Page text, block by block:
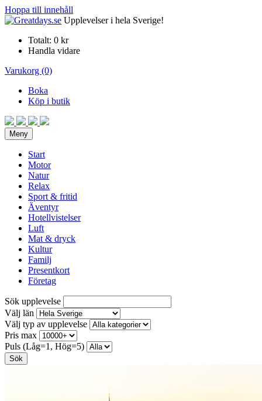
Hoppa till innehåll
Upplevelser i hela Sverige!
Totalt: 0 kr
Handla vidare
Varukorg (0)
Boka
Köp i butik
Meny
Start
Motor
Natur
Relax
Sport & fritid
Äventyr
Hotellvistelser
Luft
Mat & dryck
Kultur
Familj
Presentkort
Företag
Sök upplevelse
Välj län
Välj typ av upplevelse
Pris max
Puls (Låg=1, Hög=5)